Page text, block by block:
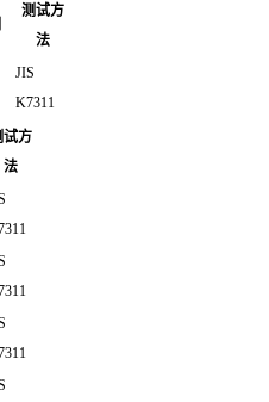
测试方
法
JIS
K7311
试方
法